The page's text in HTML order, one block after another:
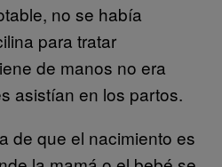
no se había
para tratar
de manos no era
asistían en los partos.
de que el nacimiento es